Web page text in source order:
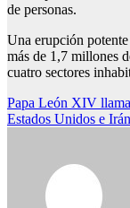
de personas.
Una erupción
más de 1,7 millones
cuatro sectores
Navegación
de
Papa León XIV
Estados Unidos e